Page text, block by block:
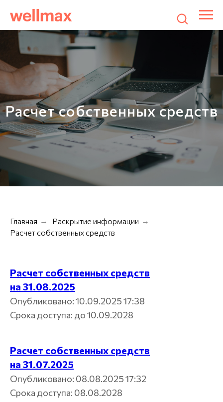
Расчет собственных средств
Главная → Раскрытие информации →
Расчет собственных средств
Расчет собственных средств
на 31.08.2025
Опубликовано: 10.09.2025 17:38
Срока доступа: до 10.09.2028
Расчет собственных средств
на 31.07.2025
Опубликовано: 08.08.2025 17:32
Срока доступа: 08.08.2028